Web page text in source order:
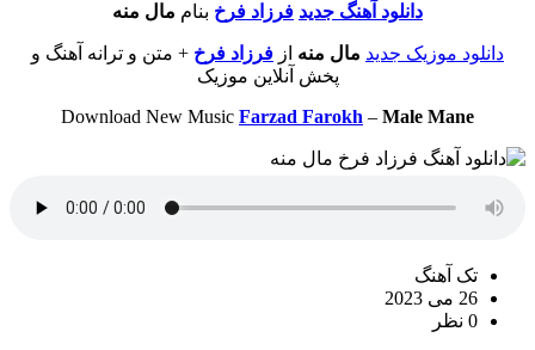
دانلود آهنگ جدید فرزاد فرخ بنام مال منه
دانلود موزیک جدید مال منه از فرزاد فرخ + متن و ترانه آهنگ و
پخش آنلاین موزیک
Download New Music Farzad Farokh – Male Mane
تک آهنگ
26 می 2023
0 نظر